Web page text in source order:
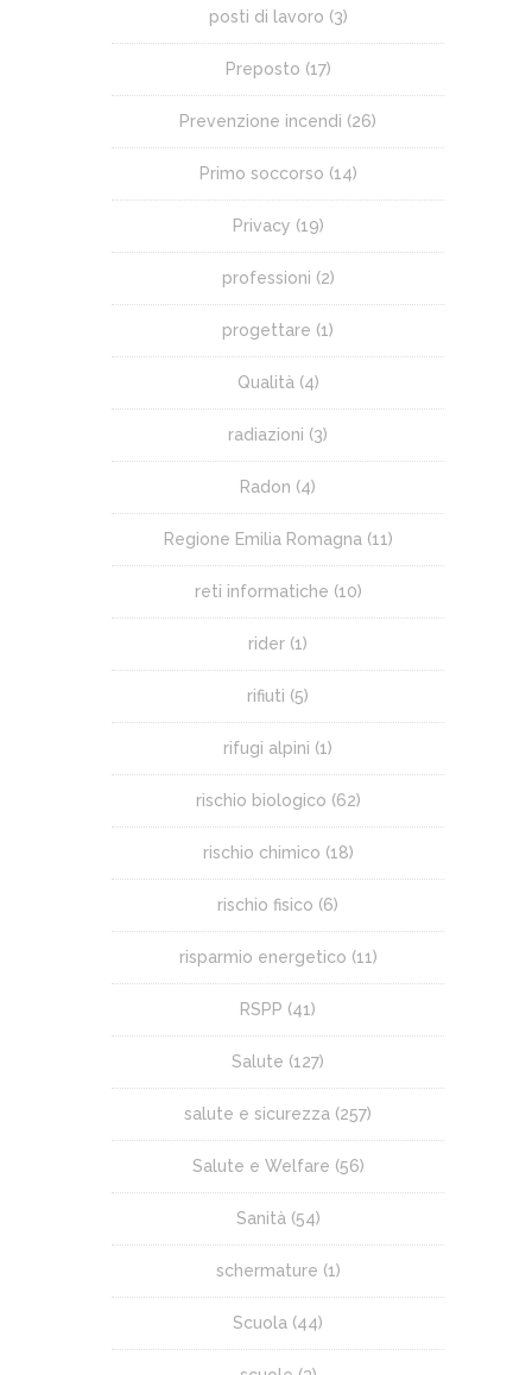
posti di lavoro (3)
Preposto (17)
Prevenzione incendi (26)
Primo soccorso (14)
Privacy (19)
professioni (2)
progettare (1)
Qualità(4)
radiazioni (3)
Radon (4)
Regione Emilia Romagna(11)
reti informatiche (10)
rider (1)
rifiuti (5)
rifugi alpini (1)
rischio biologico (62)
rischio chimico (18)
rischio fisico (6)
risparmio energetico (11)
RSPP (41)
Salute (127)
salute e sicurezza (257)
Salute e Welfare (56)
Sanità(54)
schermature (1)
Scuola (44)